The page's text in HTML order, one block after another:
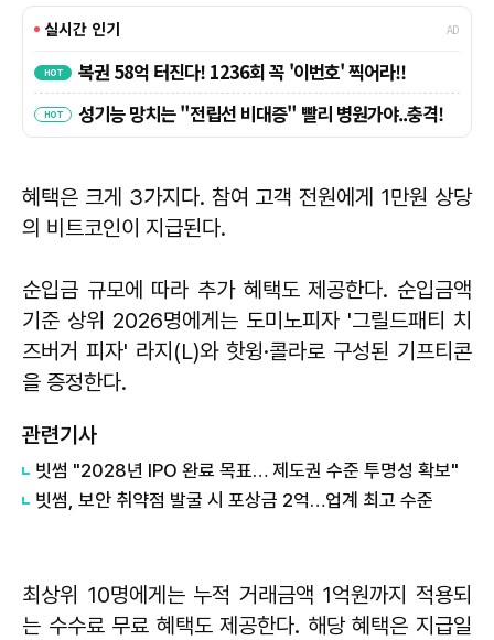
혜택은 크게 3가지다. 참여 고객 전원에게 1만원 상당
의 비트코인이 지급된다.
순입금 규모에 따라 추가 혜택도 제공한다. 순입금액
기준 상위 2026명에게는 도미노피자 '그릴드패티 치
즈버거 피자' 라지(L)와 핫윙·콜라로 구성된 기프티콘
을 증정한다.
관련기사
빗썸 "2028년 IPO 완료 목표… 제도권 수준 투명성 확보"
빗썸, 보안 취약점 발굴 시 포상금 2억…업계 최고 수준
최상위 10명에게는 누적 거래금액 1억원까지 적용되
는 수수료 무료 혜택도 제공한다. 해당 혜택은 지급일